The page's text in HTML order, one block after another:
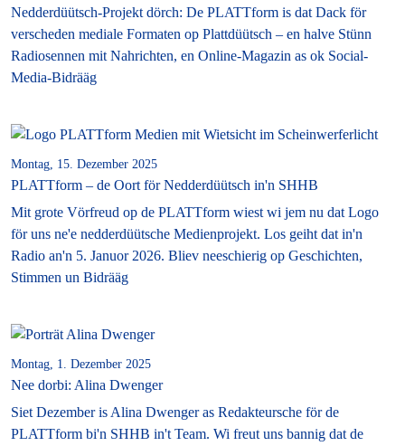
Nedderdüütsch-Projekt dörch: De PLATTform is dat Dack för
verscheden mediale Formaten op Plattdüütsch – en halve Stünn
Radiosennen mit Nahrichten, en Online-Magazin as ok Social-
Media-Bidrääg
Montag, 15. Dezember 2025
PLATTform – de Oort för Nedderdüütsch in'n SHHB
Mit grote Vörfreud op de PLATTform wiest wi jem nu dat Logo
för uns ne'e nedderdüütsche Medienprojekt. Los geiht dat in'n
Radio an'n 5. Januor 2026. Bliev neeschierig op Geschichten,
Stimmen un Bidrääg
Montag, 1. Dezember 2025
Nee dorbi: Alina Dwenger
Siet Dezember is Alina Dwenger as Redakteursche för de
PLATTform bi'n SHHB in't Team. Wi freut uns bannig dat de